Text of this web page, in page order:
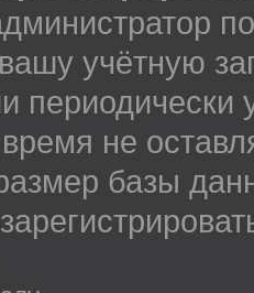
учётную
периодически
не
базы